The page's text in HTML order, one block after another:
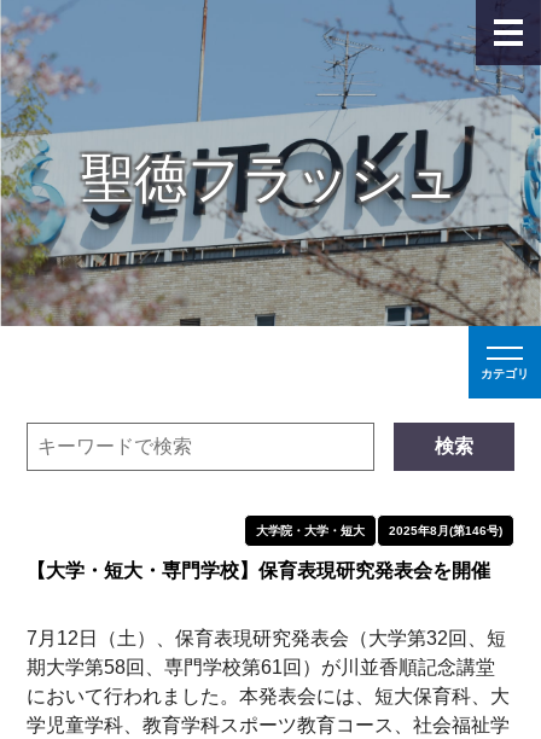
聖徳フラッシュ
カテゴリ
検索
大学院・大学・短大 2025年8月(第146号)
【大学・短大・専門学校】保育表現研究発表会を開催
7月12日（土）、保育表現研究発表会（大学第32回、短
期大学第58回、専門学校第61回）が川並香順記念講堂
において行われました。本発表会には、短大保育科、大
学児童学科、教育学科スポーツ教育コース、社会福祉学